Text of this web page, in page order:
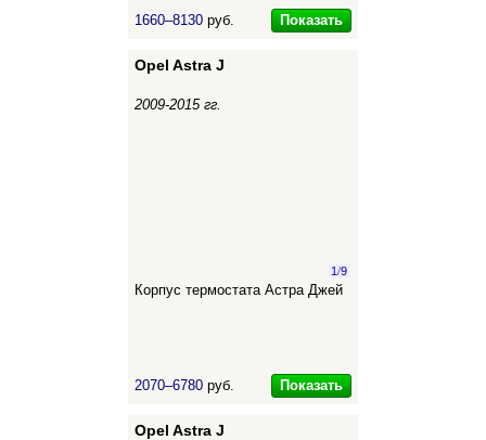
1660–8130 руб. Показать
Opel Astra J
2009-2015 гг.
1/9
Корпус термостата Астра Джей
2070–6780 руб. Показать
Opel Astra J